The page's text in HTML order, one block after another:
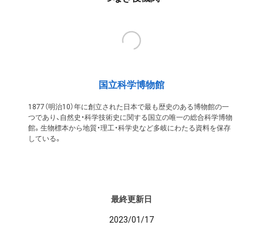
国立科学博物館
1877（明治10）年に創立された日本で最も歴史のある博物館の一
つであり、自然史・科学技術史に関する国立の唯一の総合科学博物
館。生物標本から地質・理工・科学史など多岐にわたる資料を保存
している。
最終更新日
2023/01/17